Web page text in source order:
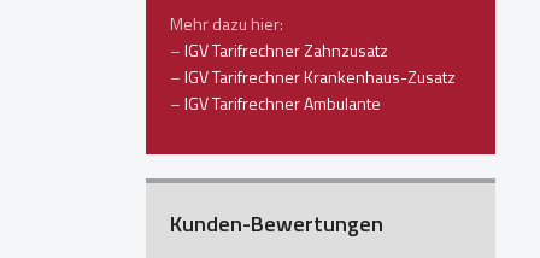
Mehr dazu hier:
–IGV Tarifrechner Zahnzusatz
–IGV Tarifrechner Krankenhaus-Zusatz
–IGV Tarifrechner Ambulante
Kunden-Bewertungen